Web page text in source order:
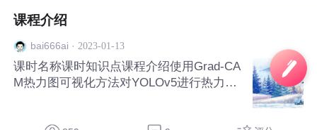
课程介绍
bai666ai · 2023-01-13
课时名称课时知识点课程介绍使用Grad-CA
M热力图可视化方法对YOLOv5进行热力图